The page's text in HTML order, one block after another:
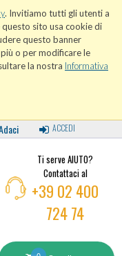
. Invitiamo tutti gli utenti a
sito usa cookie di
questo banner
o per modificare le
la nostra Informativa
ACCEDI
Ti serve AIUTO?
Contattaci al
+39 02 400
724 74